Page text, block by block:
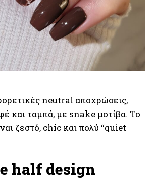
neutral αποχρώσεις,
και ταμπά, με snake μοτίβα. Το
ζεστό, chic και πολύ “quiet
half design